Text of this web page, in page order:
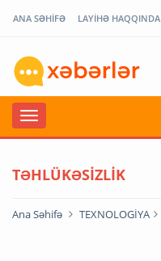
ANA SƏHİFƏ LAYİHƏ HAQQINDA
TƏHLÜKƏSİZLİK
Ana Səhifə TEXNOLOGİYA